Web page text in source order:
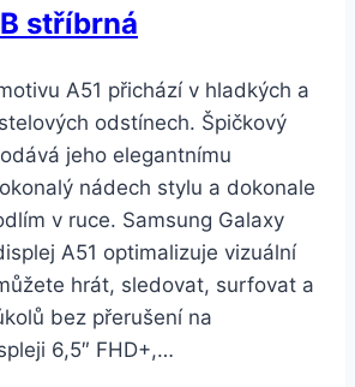
stříbrná
A51 přichází v hladkých a
odstínech. Špičkový
jeho elegantnímu
nádech stylu a dokonale
v ruce. Samsung Galaxy
A51 optimalizuje vizuální
hrát, sledovat, surfovat a
bez přerušení na
6,5″ FHD+,…